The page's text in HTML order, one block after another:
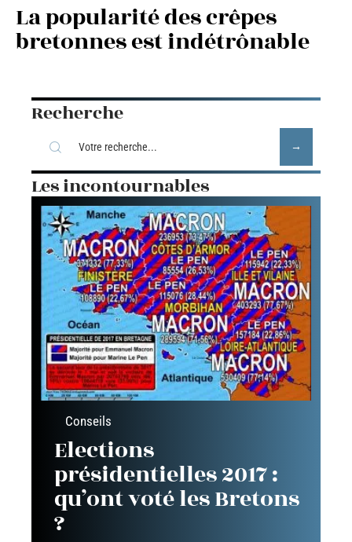
La popularité des crêpes
bretonnes est indétrônable
Recherche
Les incontournables
Conseils
Elections
présidentielles 2017 :
qu’ont voté les Bretons
?